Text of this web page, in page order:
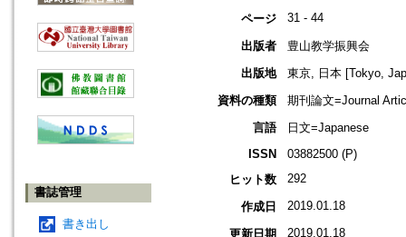
書誌管理
書き出し
ページ 31 - 44
出版者
豊山教学振興会
出版地
東京, 日本 [Tokyo,
資料の種類
期刊論文=Journal
言語
日文=Japanese
ISSN
03882500 (P)
ヒット数
292
作成日 2019.01.18
更新日期 2019.01.18